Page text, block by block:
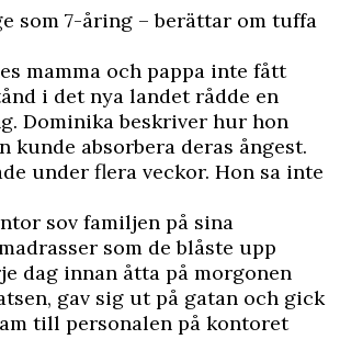
som 7-åring – berättar om tuffa
mamma och pappa inte fått
i det nya landet rådde en
Dominika beskriver hur hon
kunde absorbera deras ångest.
under flera veckor. Hon sa inte
sov familjen på sina
som de blåste upp
dag innan åtta på morgonen
gav sig ut på gatan och gick
till personalen på kontoret